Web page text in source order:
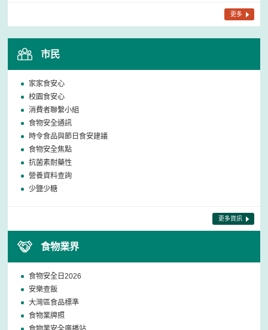
更多
市民
家家食安心
校園食安心
消費者聯繫小組
食物安全通訊
時令食品與節日食安建議
食物安全焦點
抗菌素耐藥性
營養資料查詢
少鹽少糖
更多資訊
食物業界
食物安全日2026
安樂查飯
大灣區食品標準
食物業牌照